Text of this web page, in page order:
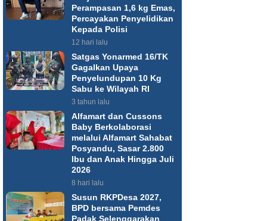
Perampasan 1,6 kg Emas,
Percayakan Penyelidikan
Kepada Polisi
12 hari lalu
Satgas Yonarmed 16/TK
Gagalkan Upaya
Penyelundupan 10 Kg
Sabu ke Wilayah RI
3 tahun lalu
Alfamart dan Cussons
Baby Berkolaborasi
melalui Alfamart Sahabat
Posyandu, Sasar 2.800
Ibu dan Anak Hingga Juli
2026
8 hari lalu
Susun RKPDesa 2027,
BPD bersama Pemdes
Padak Selenggarakan